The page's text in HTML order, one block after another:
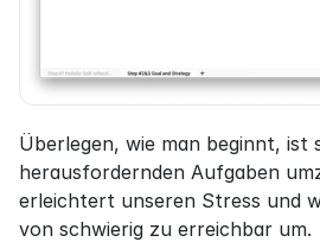
Überlegen, wie man beginnt, ist
herausfordernden Aufgaben
erleichtert unseren Stress und
von schwierig zu erreichbar um.